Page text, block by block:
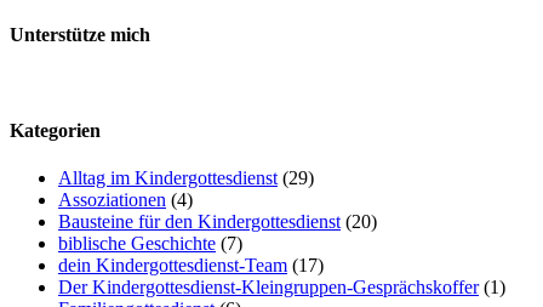
Unterstütze mich
Kategorien
Alltag im Kindergottesdienst (29)
Assoziationen (4)
Bausteine für den Kindergottesdienst (20)
biblische Geschichte (7)
dein Kindergottesdienst-Team (17)
Der Kindergottesdienst-Kleingruppen-Gesprächskoffer(1)